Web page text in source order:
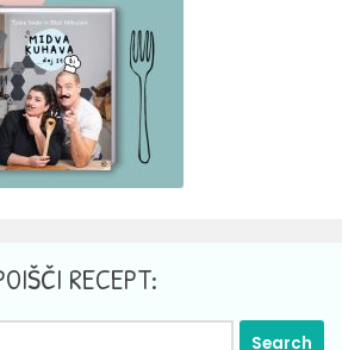
RECEPT: